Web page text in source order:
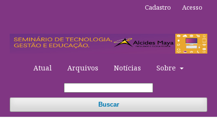
Atual Arquivos Notícias Sobre
Buscar
Cadastro Acesso